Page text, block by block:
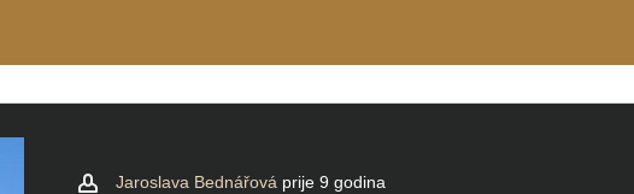
Jaroslava Bednářová prije 9 godina